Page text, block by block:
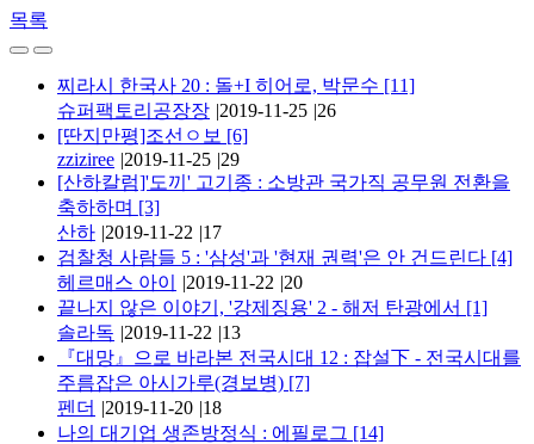
목록
찌라시 한국사 20 : 돌+I 히어로, 박문수 [11]
슈퍼팩토리공장장 |2019-11-25 |26
[딴지만평]조선ㅇ보 [6]
zziziree |2019-11-25 |29
[산하칼럼]'도끼' 고기종 : 소방관 국가직 공무원 전환을
축하하며 [3]
산하 |2019-11-22 |17
검찰청 사람들 5 : '삼성'과 '현재 권력'은 안 건드린다 [4]
헤르매스 아이
|2019-11-22 |20
끝나지 않은 이야기, '강제징용' 2 - 해저 탄광에서 [1]
솔라독 |2019-11-22 |13
『대망』으로 바라본 전국시대 12 : 잡설下 - 전국시대를
주름잡은 아시가루(경보병) [7]
펜더 |2019-11-20 |18
나의 대기업 생존방정식 : 에필로그 [14]